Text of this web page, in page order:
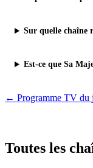
Sur quelle chaîne
Est-ce que Sa
← Programme TV du
Toutes les